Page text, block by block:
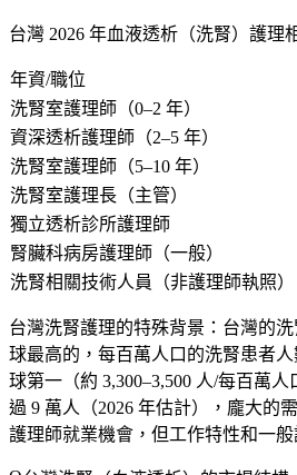
台灣 2026 年血液透析（洗腎）護理
年資/職位
洗腎室護理師（0–2 年）
資深透析護理師（2–5 年）
洗腎室護理師（5–10 年）
洗腎室護理長（主管）
獨立透析診所護理師
腎臟科病房護理師（一般）
洗腎相關技術人員（非護理師執照）
台灣洗腎護理的特殊背景 ：台灣的
球最高的，每百萬人口的洗腎患者
球第一（約 3,300–3,500 人/每百萬
過 9 萬人（2026 年估計），龐大的
護理師就業機會，但工作特性和一